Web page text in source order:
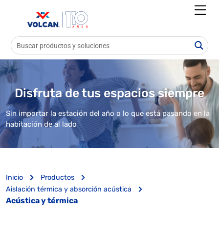
Disfruta de tus espacios siempre
Sin importar la estación del año o lo que está pasando en la
habitación de al lado
Inicio
Productos
Aislación térmica y absorción acústica
Acústica y térmica